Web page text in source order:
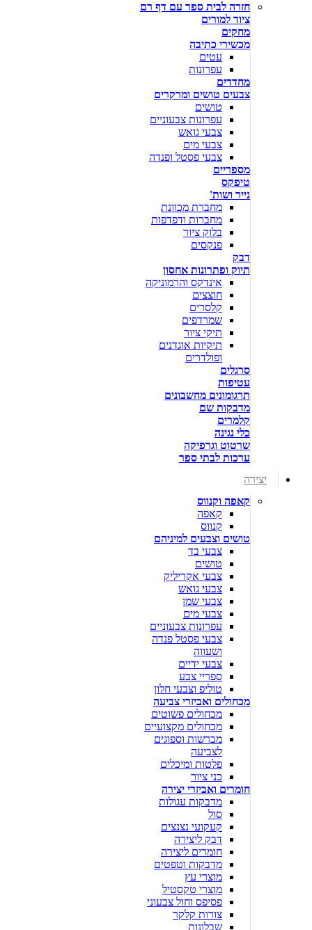
חזרה לבית ספר עם דף רם
ציוד למורים
מחקים
מכשירי כתיבה
עטים
עפרונות
מחדדים
צבעים טושים ומרקרים
טושים
עפרונות צבעוניים
צבעי גואש
צבעי מים
צבעי פסטל ופנדה
מספריים
טיפקס
נייר ושות'
מחברת מכוונת
מחברות ודפדפות
בלוק ציור
פנקסים
דבק
תיוק ופתרונות אחסון
אינדקס והרמוניקה
חוצצים
קלסרים
שמרדפים
תיקי ציור
תיקיות אוגדנים
ופולדרים
סרגלים
עטיפות
תרגומונים מחשבונים
מדבקות שם
קלמרים
כלי נגינה
שרטוט וגרפיקה
ערכות לבתי ספר
יצירה
קאפה וקנווס
קאפה
קנווס
טושים וצבעים למיניהם
צבעי בד
טושים
צבעי אקריליק
צבעי גואש
צבעי שמן
צבעי מים
עפרונות צבעוניים
צבעי פסטל פנדה
ושעווה
צבעי ידיים
ספריי צבע
טוליפ וצבעי חלון
מכחולים ואביזרי צביעה
מכחולים פשוטים
מכחולים מקצועיים
מברשות וספוגים
לצביעה
פלטות ומיכלים
כני ציור
חומרים ואביזרי יצירה
מדבקות עגולות
סול
קעקועי נצנצים
דבק ליצירה
חומרים ליצירה
מדבקות וטפטים
מוצרי עץ
מוצרי טקסטיל
פסיפס וחול צבעוני
צורות קלקר
שבלונות